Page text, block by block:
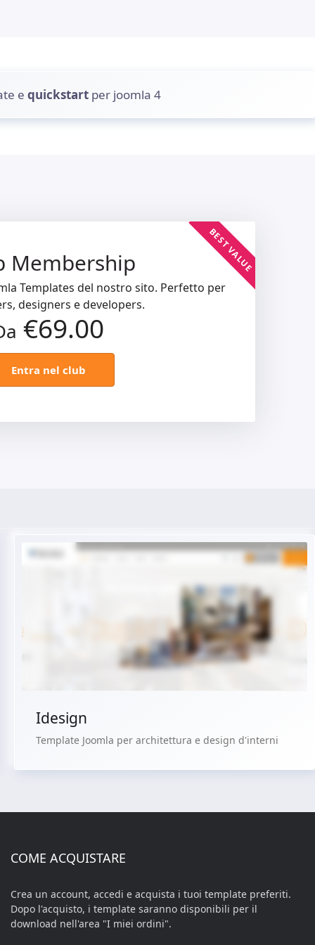
e quickstart per joomla 4
Membership BEST VALUE
Templates del nostro sito. Perfetto per
designers e developers.
€69.00
Entra nel club
Demo dal vivo
Acquista €29.90
Idesign
Template Joomla per architettura e design d'interni
COME ACQUISTARE
Crea un account, accedi e acquista i tuoi template preferiti.
Dopo l'acquisto, i template saranno disponibili per il
download nell'area "I miei ordini".